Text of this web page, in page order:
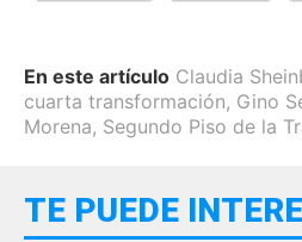
En este artículo Claudia
cuarta transformación, Gino
Morena, Segundo Piso de la
TE PUEDE